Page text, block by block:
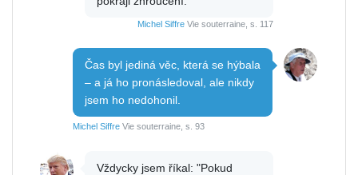
Michel Siffre Vie souterraine, s. 117
Čas byl jediná věc, která se hýbala
– a já ho pronásledoval, ale nikdy
jsem ho nedohonil.
Michel Siffre Vie souterraine, s. 93
Vždycky jsem říkal: "Pokud